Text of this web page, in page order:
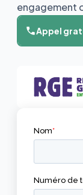
engagement
Appel